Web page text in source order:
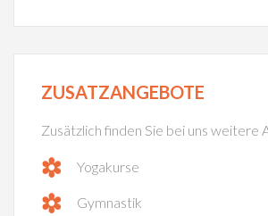
ZUSATZANGEBOTE
Zusätzlich finden Sie bei uns weitere
Yogakurse
Gymnastik